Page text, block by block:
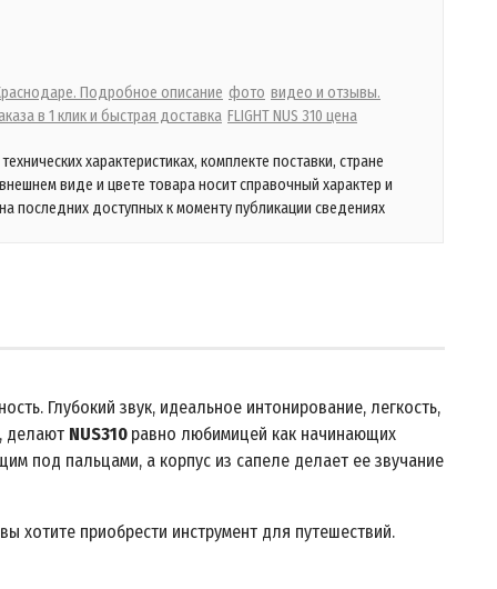
Подробное описание фото видео и отзывы.
в 1 клик и быстрая доставка FLIGHT NUS 310 цена
характеристиках, комплекте поставки, стране
виде и цвете товара носит справочный характер и
последних доступных к моменту публикации сведениях
Глубокий звук, идеальное интонирование, легкость,
делают NUS310 равно любимицей как начинающих
под пальцами, а корпус из сапеле делает ее звучание
хотите приобрести инструмент для путешествий.